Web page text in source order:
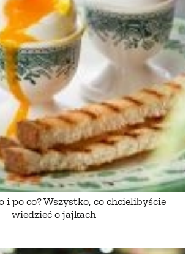
i po co? Wszystko, co chcielibyście
wiedzieć o jajkach
ZWYCZAJE
ZRÓB TO SAM
PRZEPISY
ŚNIADANIA
PRZYSTAWKI
ZUPY